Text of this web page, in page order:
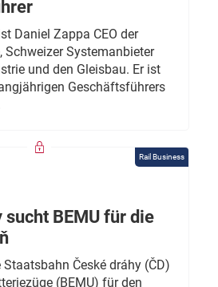
Daniel Zappa CEO der
Schweizer Systemanbieter
und den Gleisbau. Er ist
Geschäftsführers
Rail Business
sucht BEMU für die
České dráhy (ČD)
(BEMU) für den